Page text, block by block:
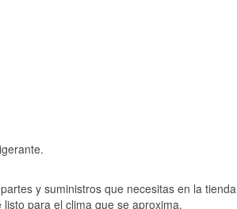
y suministros que necesitas en la tienda
para el clima que se aproxima.